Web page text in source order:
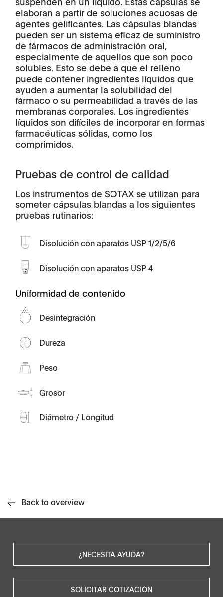
elaboran a partir de soluciones acuosas de
agentes gelificantes. Las cápsulas blandas
pueden ser un sistema eficaz de suministro
de fármacos de administración oral,
especialmente de aquellos que son poco
solubles. Esto se debe a que el relleno
puede contener ingredientes líquidos que
ayuden a aumentar la solubilidad del
fármaco o su permeabilidad a través de las
membranas corporales. Los ingredientes
líquidos son difíciles de incorporar en formas
farmacéuticas sólidas, como los
comprimidos.
Pruebas de control de calidad
Los instrumentos de SOTAX se utilizan para
someter cápsulas blandas a los siguientes
pruebas rutinarios:
Disolución con aparatos USP 1/2/5/6
Disolución con aparatos USP 4
Uniformidad de contenido
Desintegración
Dureza
Peso
Grosor
Diámetro / Longitud
Back to overview
¿NECESITA AYUDA?
SOLICITAR COTIZACIÓN